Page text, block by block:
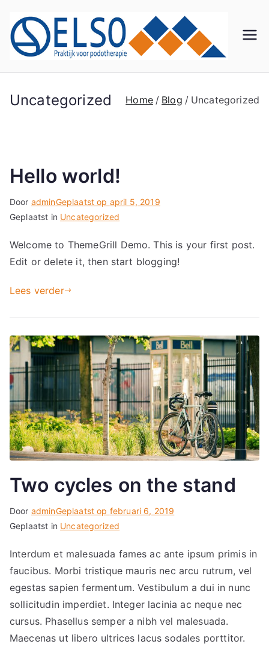
naar
de
inhoud
so
Po
ap
Praktij
herapi
Uncategorized Home Blog Uncategorized
Hello world!
Door adminGeplaatst op april 5, 2019
Geplaatst in Uncategorized
Welcome to ThemeGrill Demo. This is your first post.
Edit or delete it, then start blogging!
Lees verder
Two cycles on the stand
Door adminGeplaatst op februari 6, 2019
Geplaatst in Uncategorized
Interdum et malesuada fames ac ante ipsum primis in
faucibus. Morbi tristique mauris nec arcu rutrum, vel
egestas sapien fermentum. Vestibulum a dui in nunc
sollicitudin imperdiet. Integer lacinia ac neque nec
cursus. Phasellus semper a nibh vel malesuada.
Maecenas ut libero ultrices lacus sodales porttitor.